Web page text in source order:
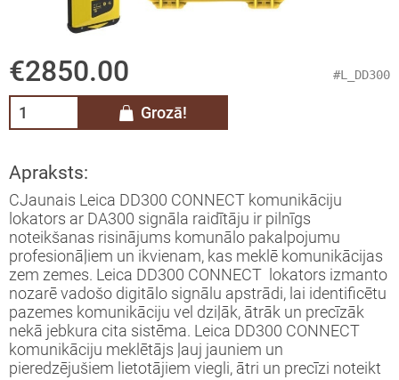
#L_DD300
€2850.00
Grozā!
Apraksts:
CJaunais Leica DD300 CONNECT komunikāciju
lokators ar DA300 signāla raidītāju ir pilnīgs
noteikšanas risinājums komunālo pakalpojumu
profesionāļiem un ikvienam, kas meklē komunikācijas
zem zemes. Leica DD300 CONNECT lokators izmanto
nozarē vadošo digitālo signālu apstrādi, lai identificētu
pazemes komunikāciju vel dziļāk, ātrāk un precīzāk
nekā jebkura cita sistēma. Leica DD300 CONNECT
komunikāciju meklētājs ļauj jauniem un
pieredzējušiem lietotājiem viegli, ātri un precīzi noteikt
nivelieri
rotācijas nivelieri
kalibrēšana
iekārtas, komplekti,
gāze metināšanai
Tentu audumi un Profesionālie
līdzekļi
nostiprināšanas sistēmas un
metināšanai